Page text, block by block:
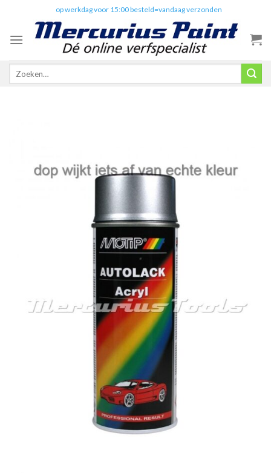
content
op werkdag voor 15:00 besteld=vandaag verzonden
Zoeken